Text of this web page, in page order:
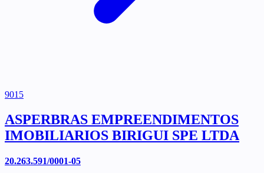
9015
ASPERBRAS EMPREENDIMENTOS
IMOBILIARIOS BIRIGUI SPE LTDA
20.263.591/0001-05